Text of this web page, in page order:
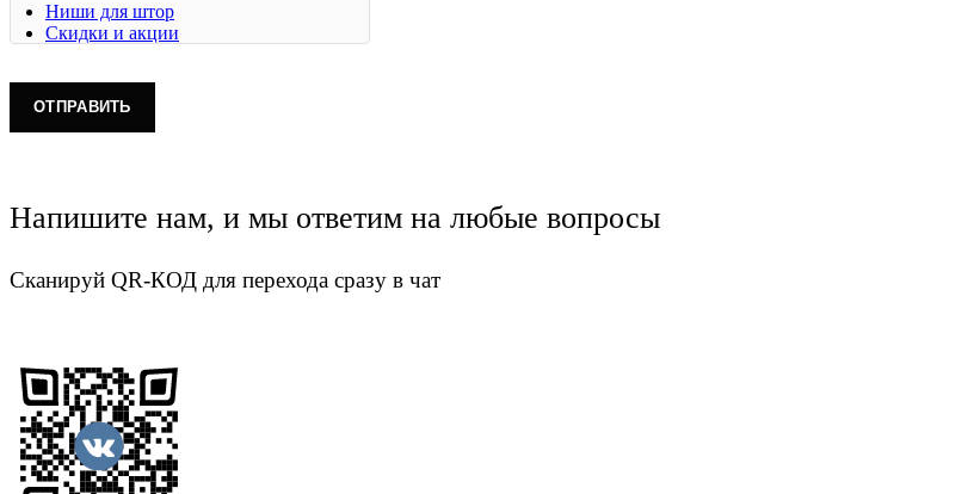
Ниши для штор
Скидки и акции
Напишите нам, и мы ответим на любые вопросы
Сканируй QR-КОД для перехода сразу в чат